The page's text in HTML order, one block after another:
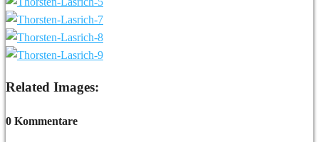
Related Images:
0 Kommentare